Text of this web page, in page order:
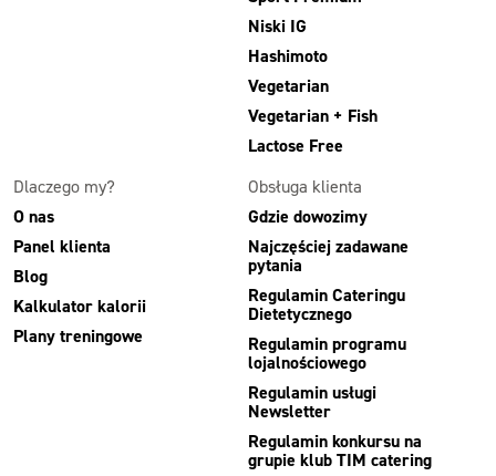
Niski IG
Hashimoto
Vegetarian
Vegetarian + Fish
Lactose Free
Dlaczego my?
O nas
Panel klienta
Blog
Kalkulator kalorii
Plany treningowe
Obsługa klienta
Gdzie dowozimy
Najczęściej zadawane
pytania
Regulamin Cateringu
Dietetycznego
Regulamin programu
lojalnościowego
Regulamin usługi
Newsletter
Regulamin konkursu na
grupie klub TIM catering